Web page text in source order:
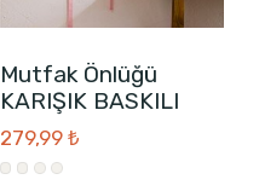
Mutfak Önlüğü
KARIŞIK BASKILI
279,99 ₺